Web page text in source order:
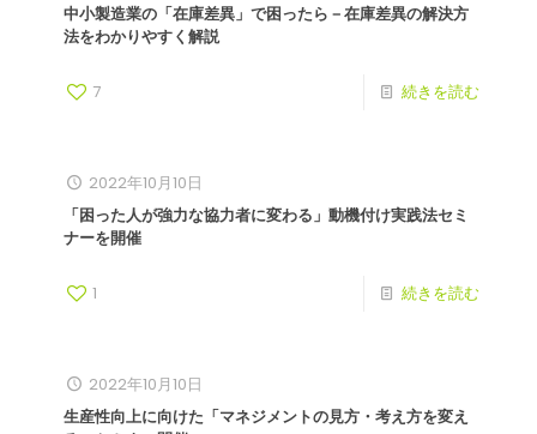
中小製造業の「在庫差異」で困ったら－在庫差異の解決方
法をわかりやすく解説
7 続きを読む
2022年10月10日
「困った人が強力な協力者に変わる」動機付け実践法セミ
ナーを開催
1 続きを読む
2022年10月10日
生産性向上に向けた「マネジメントの見方・考え方を変え